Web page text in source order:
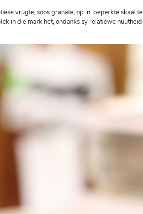
vrugte, soos granate, op ’n beperkte skaal te
in die mark het, ondanks sy relatiewe nuutheid